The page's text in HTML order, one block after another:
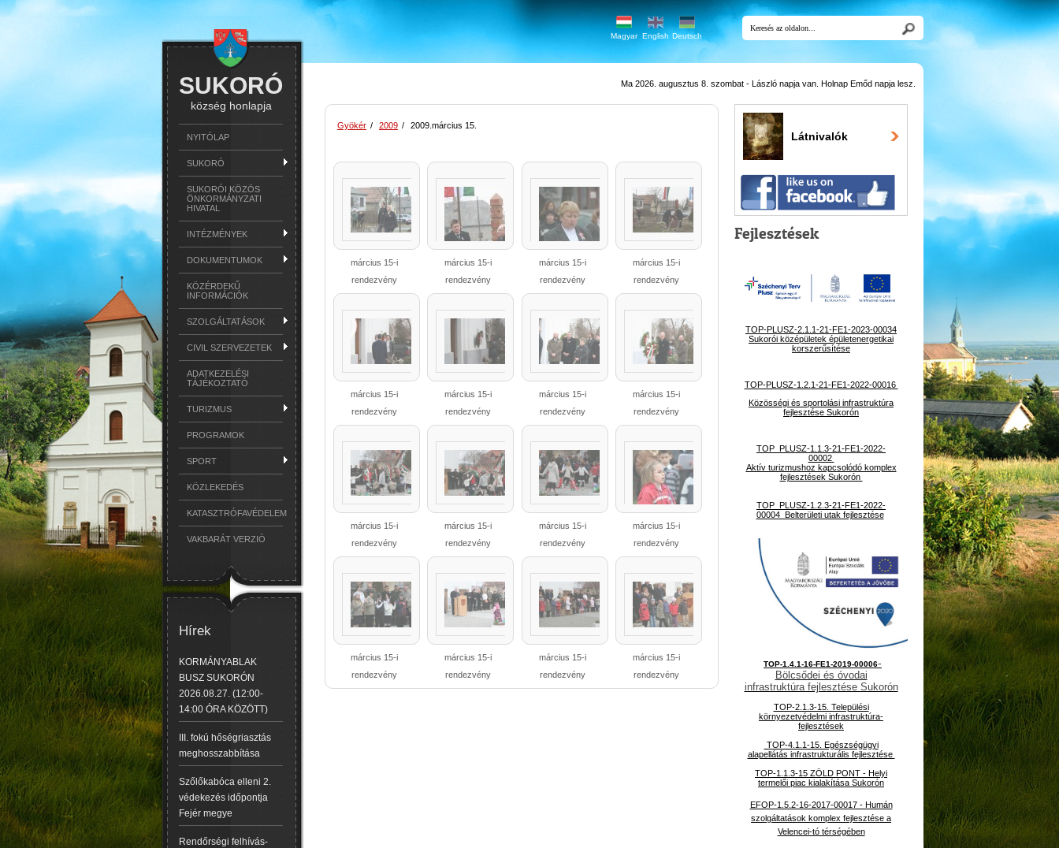
Magyar English Deutsch
SUKORÓ
község honlapja
NYITÓLAP
SUKORÓ
SUKORÓI KÖZÖS
ÖNKORMÁNYZATI
HIVATAL
INTÉZMÉNYEK
DOKUMENTUMOK
KÖZÉRDEKŰ
INFORMÁCIÓK
SZOLGÁLTATÁSOK
CIVIL SZERVEZETEK
ADATKEZELÉSI
TÁJÉKOZTATÓ
TURIZMUS
PROGRAMOK
SPORT
KÖZLEKEDÉS
KATASZTRÓFAVÉDELEM
VAKBARÁT VERZIÓ
Hírek
KORMÁNYABLAK
BUSZ SUKORÓN
2026.08.27. (12:00-
14:00 ÓRA KÖZÖTT)
III. fokú hőségriasztás
meghosszabbítása
Szőlőkabóca elleni 2.
védekezés időpontja
Fejér megye
Rendőrségi felhívás-
Ma 2026. augusztus 8. szombat - László napja van. Holnap Emőd napja lesz.
Gyökér / 2009 / 2009.március 15.
március 15-i
rendezvény
március 15-i
rendezvény
március 15-i
rendezvény
március 15-i
rendezvény
március 15-i
rendezvény
március 15-i
rendezvény
március 15-i
rendezvény
március 15-i
rendezvény
március 15-i
rendezvény
március 15-i
rendezvény
március 15-i
rendezvény
március 15-i
rendezvény
március 15-i
rendezvény
március 15-i
rendezvény
március 15-i
rendezvény
március 15-i
rendezvény
Látnivalók
Fejlesztések
TOP-PLUSZ-2.1.1-21-FE1-2023-00034
Sukorói középületek épületenergetikai
korszerűsítése
TOP-PLUSZ-1.2.1-21-FE1-2022-00016
Közösségi és sportolási infrastruktúra
fejlesztése Sukorón
TOP_PLUSZ-1.1.3-21-FE1-2022-
00002
Aktív turizmushoz kapcsolódó komplex
fejlesztések Sukorón
TOP_PLUSZ-1.2.3-21-FE1-2022-
00004 Belterületi utak fejlesztése
TOP-1.4.1-16-FE1-2019-00006-
Bölcsődei és óvodai
infrastruktúra fejlesztése Sukorón
TOP-2.1.3-15. Települési
környezetvédelmi infrastruktúra-
fejlesztések
TOP-4.1.1-15. Egészségügyi
alapellátás infrastrukturális fejlesztése
TOP-1.1.3-15 ZÖLD PONT - Helyi
termelői piac kialakítása Sukorón
EFOP-1.5.2-16-2017-00017 - Humán
szolgáltatások komplex fejlesztése a
Velencei-tó térségében